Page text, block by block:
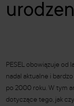
PESEL obowiązuje od
nadal aktualne i
po 2000 roku. W tym
dotyczące tego, jak